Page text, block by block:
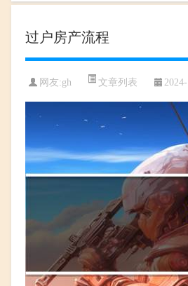
过户房产流程
网友:gh 文章列表